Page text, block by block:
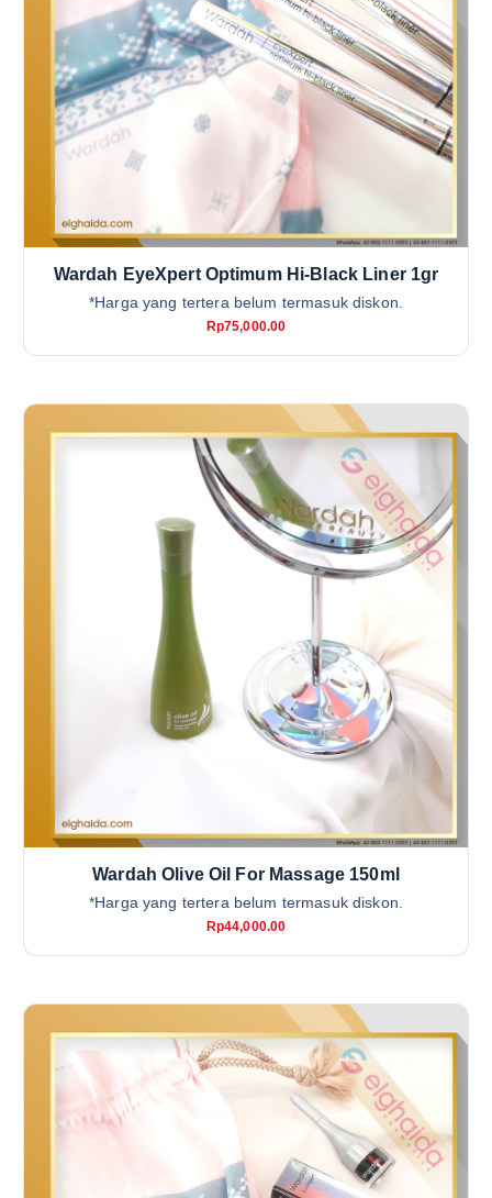
Wardah EyeXpert Optimum Hi-Black Liner 1gr
*Harga yang tertera belum termasuk diskon.
Rp75,000.00
Wardah Olive Oil For Massage 150ml
*Harga yang tertera belum termasuk diskon.
Rp44,000.00